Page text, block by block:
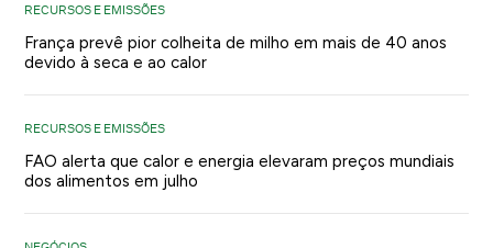
RECURSOS E EMISSÕES
França prevê pior colheita de milho em mais de 40 anos
devido à seca e ao calor
RECURSOS E EMISSÕES
FAO alerta que calor e energia elevaram preços mundiais
dos alimentos em julho